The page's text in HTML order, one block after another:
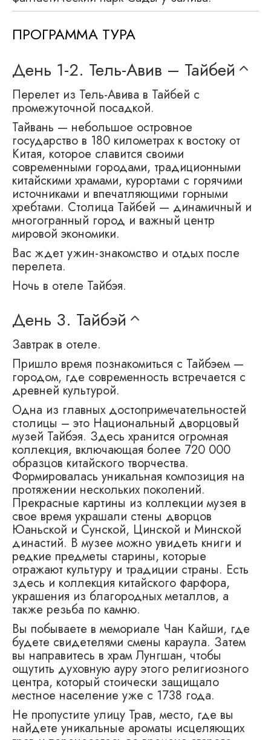
ПРОГРАММА ТУРА
День 1-2. Тель-Авив – Тайбей
Перелет из Тель-Авива в Тайбей с
промежуточной посадкой.
Тайвань — небольшое островное
государство в 180 километрах к востоку от
Китая, которое славится своими
современными городами, традиционными
китайскими храмами, курортами с горячими
источниками и впечатляющими горными
хребтами. Столица Тайбей — динамичный и
многогранный город и важный центр
мировой экономики.
Вас ждет ужин-знакомство и отдых после
перелета.
Ночь в отеле Тайбэя.
День 3. Тайбэй
Завтрак в отеле.
Пришло время познакомиться с Тайбэем —
городом, где современность встречается с
древней культурой.
Одна из главных достопримечательностей
столицы – это Национальный дворцовый
музей Тайбэя. Здесь хранится огромная
коллекция, включающая более 720 000
образцов китайского творчества.
Формировалась уникальная композиция на
протяжении нескольких поколений.
Прекрасные картины из коллекции музея в
свое время украшали стены дворцов
Юаньской и Сунской, Цинской и Минской
династий. В музее можно увидеть книги и
редкие предметы старины, которые
отражают культуру и традиции страны. Есть
здесь и коллекция китайского фарфора,
украшения из благородных металлов, а
также резьба по камню.
Вы побываете в мемориале Чан Кайши, где
будете свидетелями смены караула. Затем
вы направитесь в храм Лунгшан, чтобы
ощутить духовную ауру этого религиозного
центра, который стоически защищало
местное население уже с 1738 года.
Не пропустите улицу Трав, место, где вы
найдете уникальные ароматы исцеляющих